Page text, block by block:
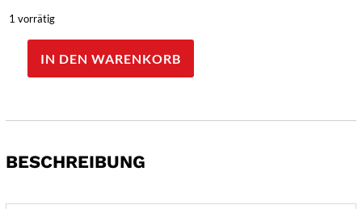
1 vorrätig
Opinel
Outdoor
L
IN DEN WARENKORB
BESCHREIBUNG